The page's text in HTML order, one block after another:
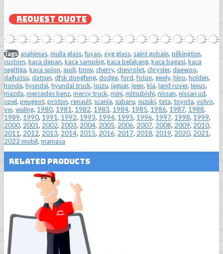
REQUEST QUOTE
Tags:asahimas, mulia glass,fuyao, xyg glass, saint gobain, pilkington,
custom, kaca depan, kaca samping, kaca belakang, kaca bagasi, kaca
segitiga, kaca spion, audi, bmw, cherry, chevrolet, chrysler, daewoo,
daihatsu, datsun, dfsk dongfeng, dodge,ford,foton, geely, hino, holden,
honda, hyundai, hyundai truck, isuzu, jaguar, jeep, kia, land rover, lexus,
mazda, mercedes benz, mercy truck, mini, mitsubishi, nissan, nissan ud,
opel, peugeot, proton, renault, scania, subaru, suzuki, tata, toyota, volvo,
vw, wuling, 1980, 1981, 1982, 1983, 1984, 1985, 1986, 1987, 1988,
1989, 1990, 1991, 1992, 1993, 1994, 1995, 1996, 1997, 1998, 1999,
2000, 2001, 2002, 2003, 2004, 2005, 2006, 2007, 2008, 2009, 2010,
2011, 2012, 2013, 2014, 2015, 2016, 2017, 2018, 2019, 2020, 2021,
2022 mobil, mamasa
Related Products